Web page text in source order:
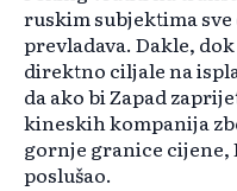
ruskim subjektima
prevladava. Dakle,
direktno ciljale na
da ako bi Zapad
kineskih kompanija
gornje granice cijene,
poslušao.